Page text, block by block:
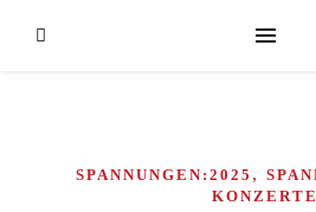
SPANNUNGEN:2025 ,
KONZERTE